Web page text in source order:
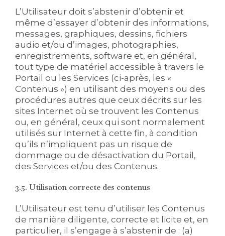
L’Utilisateur doit s’abstenir d’obtenir et
même d’essayer d’obtenir des informations,
messages, graphiques, dessins, fichiers
audio et/ou d’images, photographies,
enregistrements, software et, en général,
tout type de matériel accessible à travers le
Portail ou les Services (ci-après, les «
Contenus ») en utilisant des moyens ou des
procédures autres que ceux décrits sur les
sites Internet où se trouvent les Contenus
ou, en général, ceux qui sont normalement
utilisés sur Internet à cette fin, à condition
qu’ils n’impliquent pas un risque de
dommage ou de désactivation du Portail,
des Services et/ou des Contenus.
3.5. Utilisation correcte des contenus
L’Utilisateur est tenu d’utiliser les Contenus
de manière diligente, correcte et licite et, en
particulier, il s’engage à s’abstenir de : (a)